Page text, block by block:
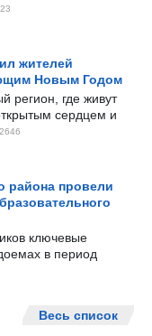
жителей
Новым Годом
регион, где живут
сердцем и
2646
района провели
ключевые
в период
Весь список